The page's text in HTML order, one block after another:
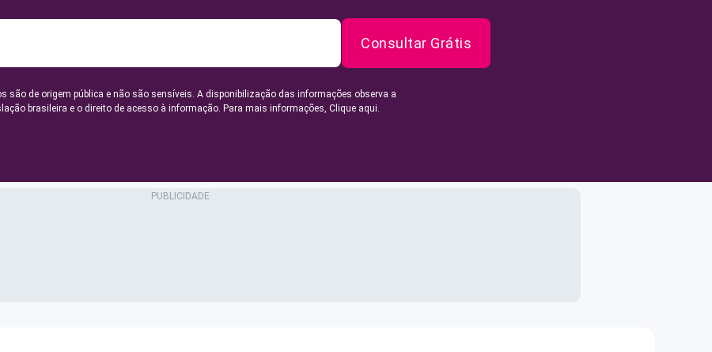
Consultar Grátis
são de origem pública e não são sensíveis. A disponibilização das informações observa a
brasileira e o direito de acesso à informação. Para mais informações, Clique aqui.